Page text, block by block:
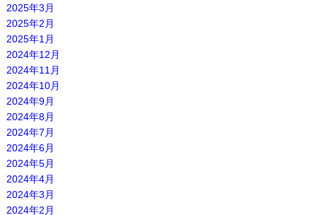
2025年3月
2025年2月
2025年1月
2024年12月
2024年11月
2024年10月
2024年9月
2024年8月
2024年7月
2024年6月
2024年5月
2024年4月
2024年3月
2024年2月